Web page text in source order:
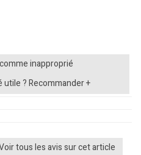
inapproprié
? Recommander +
tous les avis sur cet article